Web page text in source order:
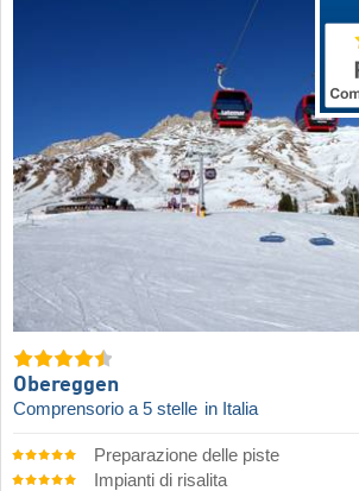
Obereggen
Comprensorio a 5 stelle in Italia
Preparazione delle piste
Impianti di risalita